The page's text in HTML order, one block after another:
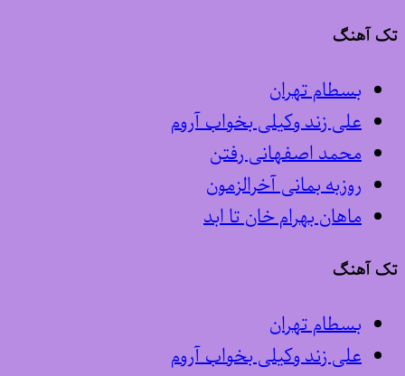
تک آهنگ
بسطام تهران
علی زند وکیلی بخواب آروم
محمد اصفهانی رفتن
روزبه بمانی آخرالزمون
ماهان بهرام خان تا ابد
تک آهنگ
بسطام تهران
علی زند وکیلی بخواب آروم